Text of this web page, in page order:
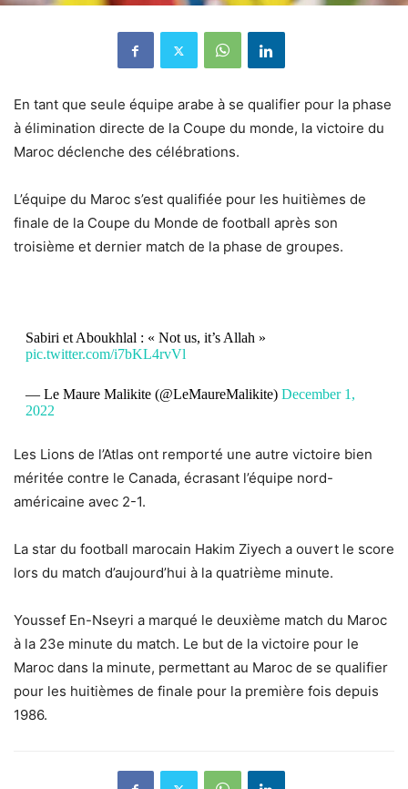
En tant que seule équipe arabe à se qualifier pour la phase
à élimination directe de la Coupe du monde, la victoire du
Maroc déclenche des célébrations.
L’équipe du Maroc s’est qualifiée pour les huitièmes de
finale de la Coupe du Monde de football après son
troisième et dernier match de la phase de groupes.
Sabiri et Aboukhlal : « Not us, it’s Allah »
pic.twitter.com/i7bKL4rvVl
— Le Maure Malikite (@LeMaureMalikite) December 1,
2022
Les Lions de l’Atlas ont remporté une autre victoire bien
méritée contre le Canada, écrasant l’équipe nord-
américaine avec 2-1.
La star du football marocain Hakim Ziyech a ouvert le score
lors du match d’aujourd’hui à la quatrième minute.
Youssef En-Nseyri a marqué le deuxième match du Maroc
à la 23e minute du match. Le but de la victoire pour le
Maroc dans la minute, permettant au Maroc de se qualifier
pour les huitièmes de finale pour la première fois depuis
1986.